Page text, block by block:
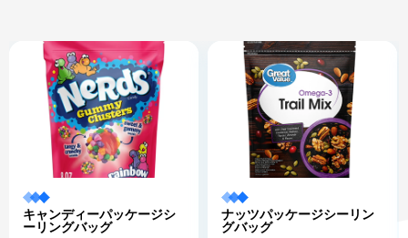
キャンディーパッケージシ
ーリングバッグ
ナッツパッケージシーリン
グバッグ